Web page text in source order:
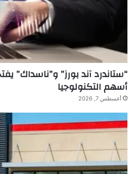
“ستاندرد آند بورز” و”ناسداك”
أسهم التكنولوجيا
أغسطس 7, 2026